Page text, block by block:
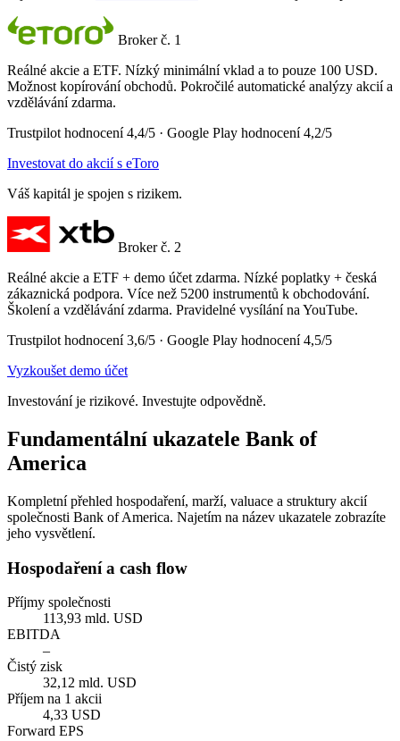
Broker č. 1
Reálné akcie a ETF. Nízký minimální vklad a to pouze 100 USD.
Možnost kopírování obchodů. Pokročilé automatické analýzy akcií a
vzdělávání zdarma.
Trustpilot hodnocení 4,4/5 · Google Play hodnocení 4,2/5
Investovat do akcií s eToro
Váš kapitál je spojen s rizikem.
Broker č. 2
Reálné akcie a ETF + demo účet zdarma. Nízké poplatky + česká
zákaznická podpora. Více než 5200 instrumentů k obchodování.
Školení a vzdělávání zdarma. Pravidelné vysílání na YouTube.
Trustpilot hodnocení 3,6/5 · Google Play hodnocení 4,5/5
Vyzkoušet demo účet
Investování je rizikové. Investujte odpovědně.
Fundamentální ukazatele Bank of
America
Kompletní přehled hospodaření, marží, valuace a struktury akcií
společnosti Bank of America. Najetím na název ukazatele zobrazíte
jeho vysvětlení.
Hospodaření a cash flow
Příjmy společnosti
113,93 mld. USD
EBITDA
–
Čistý zisk
32,12 mld. USD
Příjem na 1 akcii
4,33 USD
Forward EPS